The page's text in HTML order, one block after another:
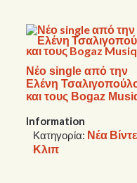
Νέο single από την
Ελένη
και τους Bogaz
Information
Κατηγορία: Νέα
Κλιπ